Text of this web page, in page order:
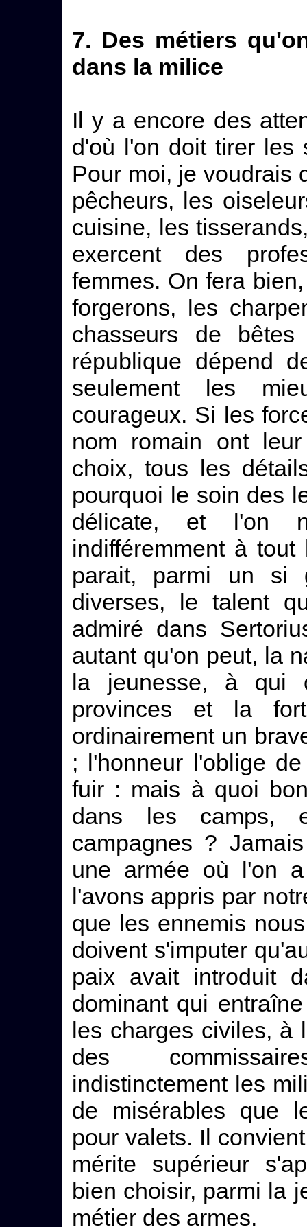
7. Des métiers
dans la milice
Il y a encore des
d'où l'on doit tirer les
Pour moi, je voudrais
pêcheurs, les
cuisine, les
exercent des
femmes. On fera
forgerons, les
chasseurs de
république dépend
seulement les
courageux. Si les
nom romain ont
choix, tous les
pourquoi le soin des
délicate, et l'on
indifféremment à
parait, parmi un si
diverses, le talent
admiré dans
autant qu'on peut, la
la jeunesse, à qui
provinces et la
ordinairement un
; l'honneur l'oblige
fuir : mais à quoi
dans les camps,
campagnes ?
une armée où l'on
l'avons appris par
que les ennemis
doivent s'imputer
paix avait introduit
dominant qui
les charges civiles, à
des
indistinctement les
de misérables que
pour valets. Il
mérite supérieur
bien choisir, parmi la
métier des armes.